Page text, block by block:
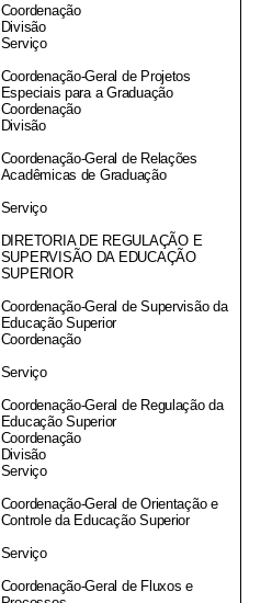
Coordenação
Divisão
Serviço
Coordenação-Geral de Projetos
Especiais para a Graduação
Coordenação
Divisão
Coordenação-Geral de Relações
Acadêmicas de Graduação
Serviço
DIRETORIA DE REGULAÇÃO E
SUPERVISÃO DA EDUCAÇÃO
SUPERIOR
Coordenação-Geral de Supervisão da
Educação Superior
Coordenação
Serviço
Coordenação-Geral de Regulação da
Educação Superior
Coordenação
Divisão
Serviço
Coordenação-Geral de Orientação e
Controle da Educação Superior
Serviço
Coordenação-Geral de Fluxos e